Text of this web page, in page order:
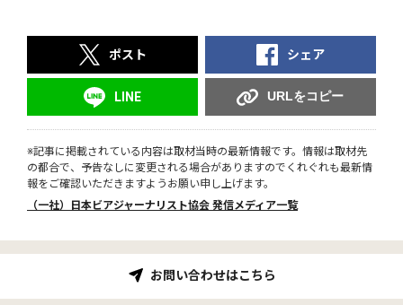
ポスト シェア
LINE URLをコピー
※記事に掲載されている内容は取材当時の最新情報です。情報は取材先
の都合で、予告なしに変更される場合がありますのでくれぐれも最新情
報をご確認いただきますようお願い申し上げます。
（一社）日本ビアジャーナリスト協会 発信メディア一覧
お問い合わせはこちら